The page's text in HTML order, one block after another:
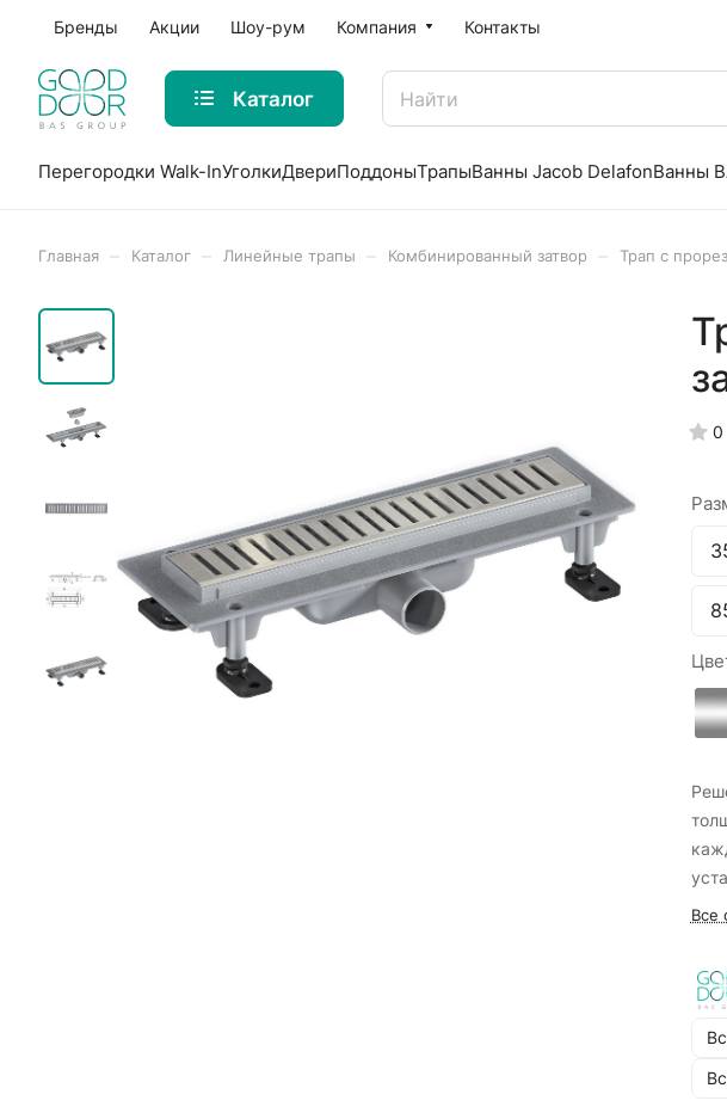
Бренды Акции Шоу-рум Компания Контакты
Каталог
Перегородки Walk-InУголкиДвериПоддоныТрапыВанны Jacob DelafonВанны
Главная Каталог Линейные трапы Комбинированный затвор Трап с
0
и
же
Все